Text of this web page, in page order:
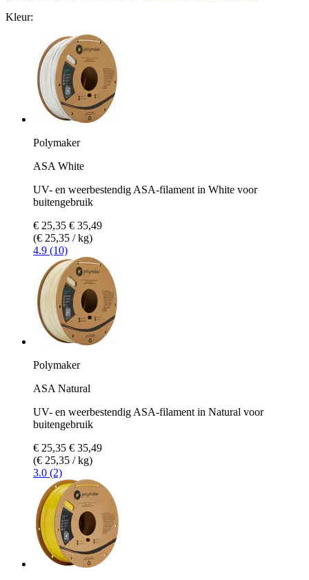
Kleur:
Polymaker
ASA White
UV- en weerbestendig ASA-filament in White voor
buitengebruik
€ 25,35 € 35,49
(€ 25,35 / kg)
4.9 (10)
Polymaker
ASA Natural
UV- en weerbestendig ASA-filament in Natural voor
buitengebruik
€ 25,35 € 35,49
(€ 25,35 / kg)
3.0 (2)